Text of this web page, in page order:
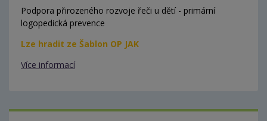
Podpora přirozeného rozvoje řeči u dětí - primární
logopedická prevence
Lze hradit ze Šablon OP JAK
Více informací